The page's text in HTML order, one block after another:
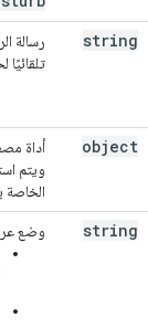
string
object
أداة
ويتم
الخاصة
string
وضع